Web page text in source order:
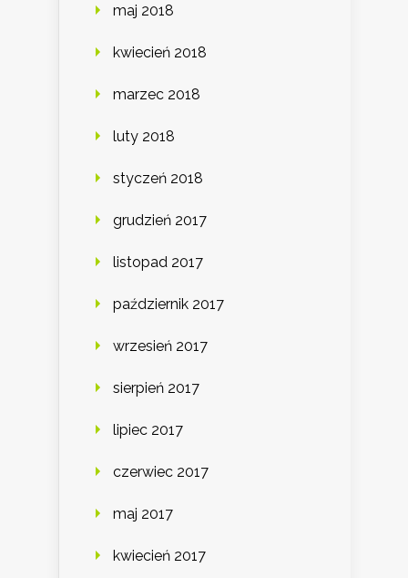
maj 2018
kwiecień 2018
marzec 2018
luty 2018
styczeń 2018
grudzień 2017
listopad 2017
październik 2017
wrzesień 2017
sierpień 2017
lipiec 2017
czerwiec 2017
maj 2017
kwiecień 2017